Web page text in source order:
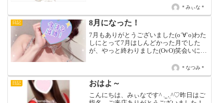
勤確認お願いします！(ᐡᴗ ̫ ᴗᐡ)♡今日は、
15時～24時までいてます！お...
＊みぃな＊
日記 8月になった！
7月もありがとうございました(о´∀`о)わた
しにとって7月はしんどかった月でした
が、やっと終わりました(OvO)笑会いに来
続いて、7月も色々あり落ち込んでいまし
さ...
＊なつみ＊
日記 おはよ～
こんにちは、みぃなです^ ܸ. ̫ .ܸ ^♡昨日はご